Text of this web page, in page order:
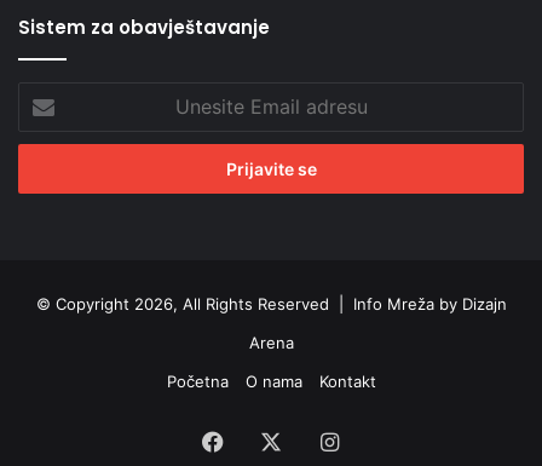
Sistem za obavještavanje
Email
adresu
© Copyright 2026, All Rights Reserved | Info Mreža by Dizajn
Arena
Početna
O nama Kontakt
Facebook Instagram